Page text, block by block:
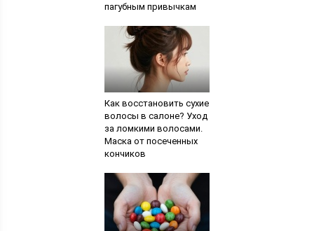
пагубным привычкам
Как восстановить сухие
волосы в салоне? Уход
за ломкими волосами.
Маска от посеченных
кончиков